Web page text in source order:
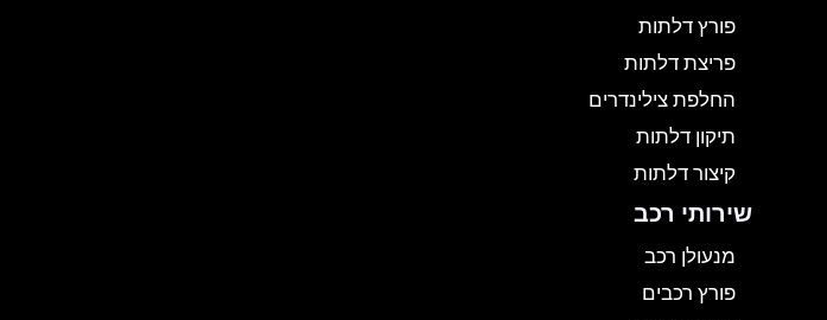
פורץ דלתות
פריצת דלתות
החלפת צילינדרים
תיקון דלתות
קיצור דלתות
שירותי רכב
מנעולן רכב
פורץ רכבים